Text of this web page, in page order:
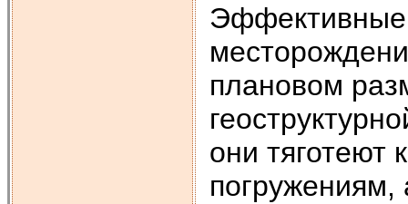
Эффективные
плановом
они тяготеют
погружениям,